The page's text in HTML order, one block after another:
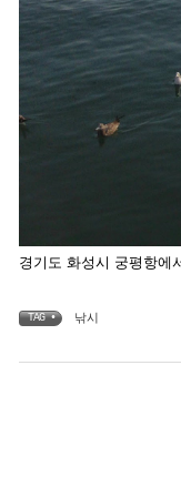
경기도 화성시 궁평항에
TAG • 낚시